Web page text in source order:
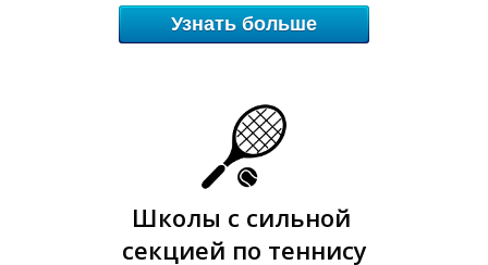
Узнать больше
Школы с сильной
секцией по теннису